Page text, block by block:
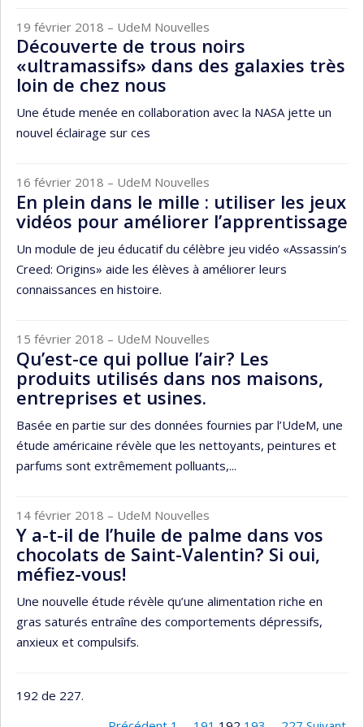
19 février 2018 – UdeM Nouvelles
Découverte de trous noirs
«ultramassifs» dans des galaxies très
loin de chez nous
Une étude menée en collaboration avec la NASA jette un
nouvel éclairage sur ces
16 février 2018 – UdeM Nouvelles
En plein dans le mille : utiliser les jeux
vidéos pour améliorer l’apprentissage
Un module de jeu éducatif du célèbre jeu vidéo «Assassin’s
Creed: Origins» aide les élèves à améliorer leurs
connaissances en histoire.
15 février 2018 – UdeM Nouvelles
Qu’est-ce qui pollue l’air? Les
produits utilisés dans nos maisons,
entreprises et usines.
Basée en partie sur des données fournies par l’UdeM, une
étude américaine révèle que les nettoyants, peintures et
parfums sont extrêmement polluants,...
14 février 2018 – UdeM Nouvelles
Y a-t-il de l’huile de palme dans vos
chocolats de Saint-Valentin? Si oui,
méfiez-vous!
Une nouvelle étude révèle qu’une alimentation riche en
gras saturés entraîne des comportements dépressifs,
anxieux et compulsifs.
192 de 227.